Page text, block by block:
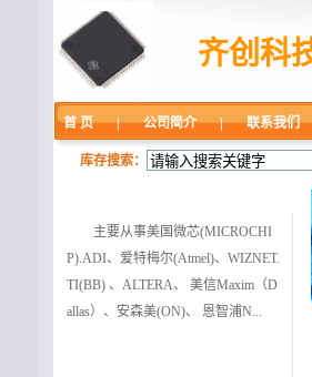
齐创科
首 页 | 公司简介 | 联系我们
库存搜索：
主要从事美国微芯(MICROCHI
P).ADI、爱特梅尔(Atmel)、WIZNET.
TI(BB) 、ALTERA、 美信Maxim（D
allas）、安森美(ON)、 恩智浦N...